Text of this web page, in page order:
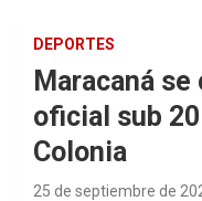
DEPORTES
Maracaná se
oficial sub
Colonia
25 de septiembre de